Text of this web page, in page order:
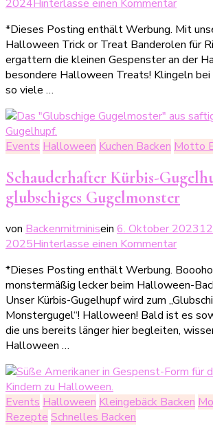
2024Hinterlasse einen Kommentar
Trick
or
Treat
Ritter
Sport
Minis
(inkl.
*Dieses Posting enthält Werbung. Mit
Halloween Trick or Treat Banderolen für
ergattern die kleinen Gespenster an der
besondere Halloween Treats! Klingeln bei
so viele …
Events Halloween Kuchen Backen Motto
Schauderhafter Kürbis-
glubschiges Gugelmonster
von Backenmitminisein 6. Oktober 2023
2025Hinterlasse einen Kommentarzu
Kürbis-
unser
*Dieses Posting enthält Werbung.
monstermäßig lecker beim Halloween-
Unser Kürbis-Gugelhupf wird zum
Monstergugel“! Halloween! Bald ist es
die uns bereits länger hier begleiten,
Halloween …
Events Halloween Kleingebäck Backen
Rezepte Schnelles Backen